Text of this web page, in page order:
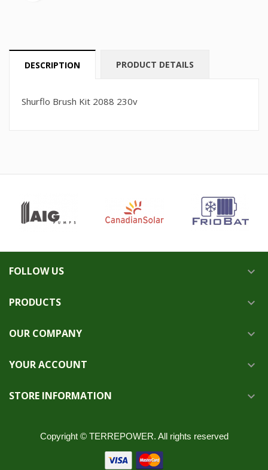
DESCRIPTION PRODUCT DETAILS
Shurflo Brush Kit 2088 230v
FOLLOW US 
PRODUCTS 
OUR COMPANY 
YOUR ACCOUNT 
STORE INFORMATION 
Copyright © TERREPOWER. All rights reserved